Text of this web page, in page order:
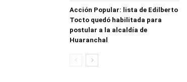
Acción Popular: lista de Edilberto
Tocto quedó habilitada para
postular a la alcaldía de
Huaranchal